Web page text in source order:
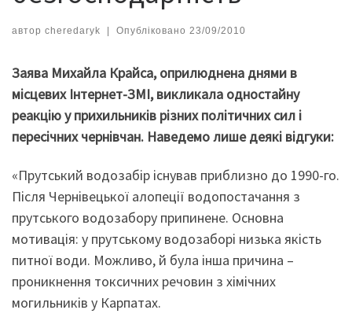
автор cheredaryk | Опубліковано 23/09/2010
Заява Михайла Крайса, оприлюднена днями в
місцевих Інтернет-ЗМІ, викликала одностайну
реакцію у прихильників різних політичних сил і
пересічних чернівчан. Наведемо лише деякі відгуки:
«Прутський водозабір існував приблизно до 1990-го.
Після Чернівецької алопеції водопостачання з
прутського водозабору припинене. Основна
мотивація: у прутському водозаборі низька якість
питної води. Можливо, й була інша причина –
проникнення токсичних речовин з хімічних
могильників у Карпатах.